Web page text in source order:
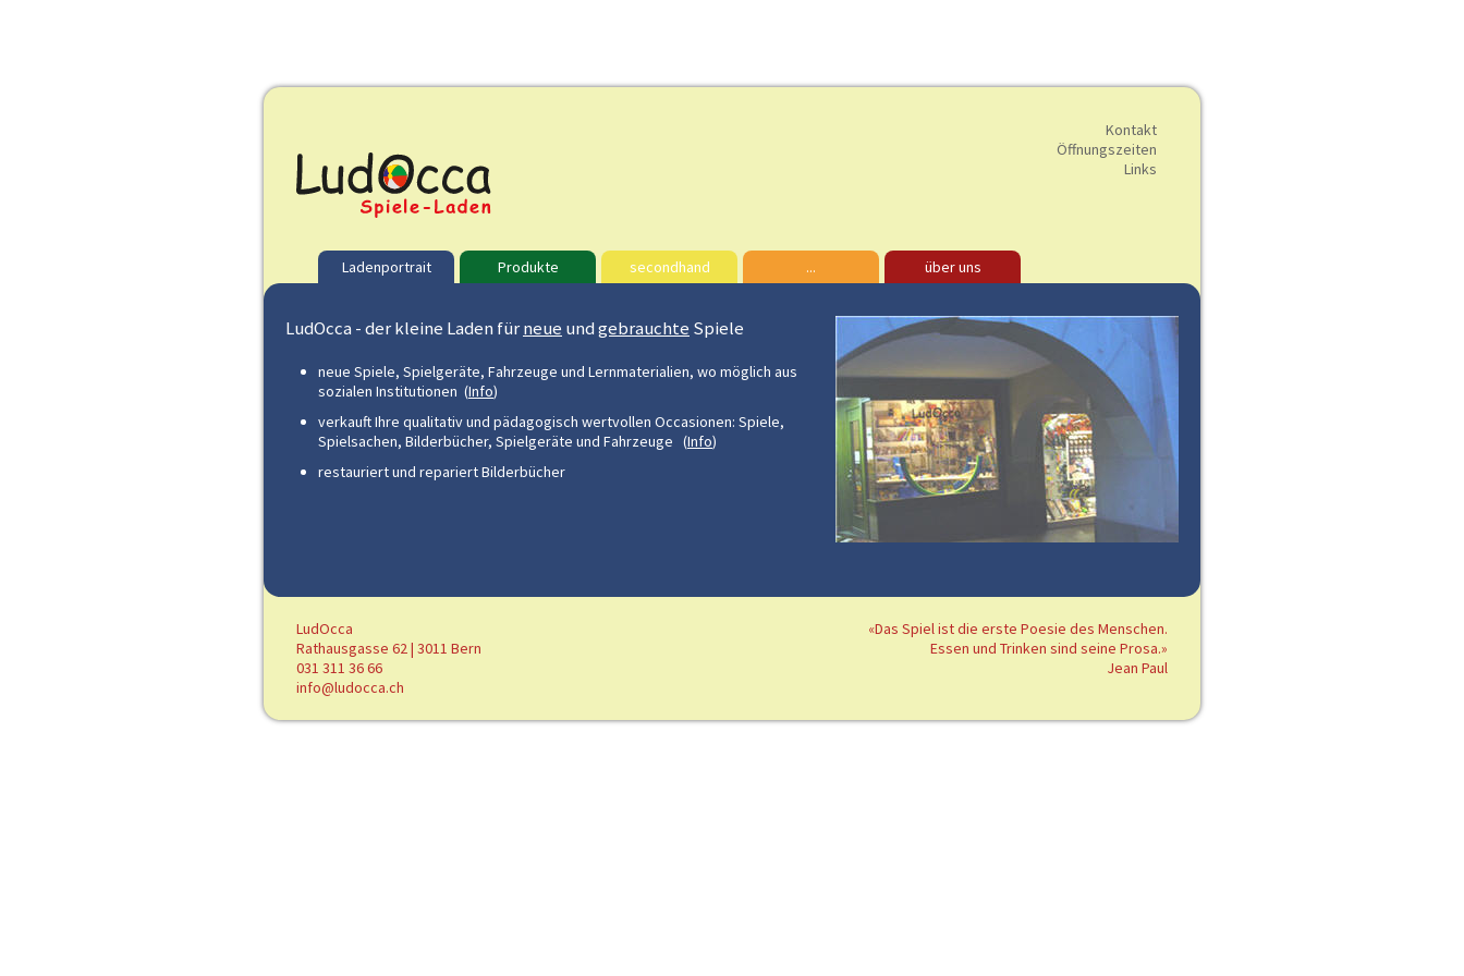
Kontakt
Öffnungszeiten
Links
Ladenportrait Produkte secondhand ... über uns
LudOcca - der kleine Laden fürneue undgebrauchte Spiele
neue Spiele, Spielgeräte, Fahrzeuge und Lernmaterialien, wo möglich aus
sozialen Institutionen (Info)
verkauft Ihre qualitativ und pädagogisch wertvollen Occasionen: Spiele,
Spielsachen, Bilderbücher, Spielgeräte und Fahrzeuge (Info)
restauriert und repariert Bilderbücher
LudOcca
Rathausgasse 62 | 3011 Bern
031 311 36 66
info@ludocca.ch
«Das Spiel ist die erste Poesie des Menschen.
Essen und Trinken sind seine Prosa.»
Jean Paul